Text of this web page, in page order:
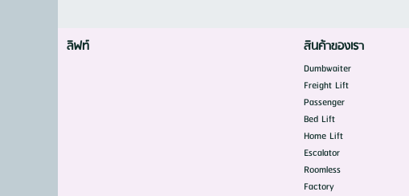
ลิฟท์ สินค้าของเรา
Dumbwaiter
Freight Lift
Passenger
Bed Lift
Home Lift
Escalator
Roomless
Factory